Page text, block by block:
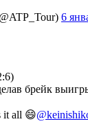
6
брейк
it all 😄